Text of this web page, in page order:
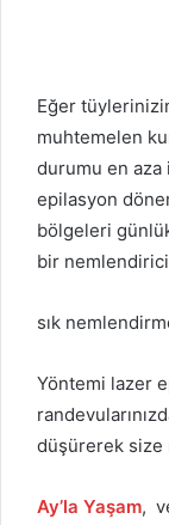
Eğer tüylerinizin
muhtemelen
durumu en
epilasyon
bölgeleri
bir nemlendirici
sık
Yöntemi lazer
düşürerek size
Ay’la Yaşam,